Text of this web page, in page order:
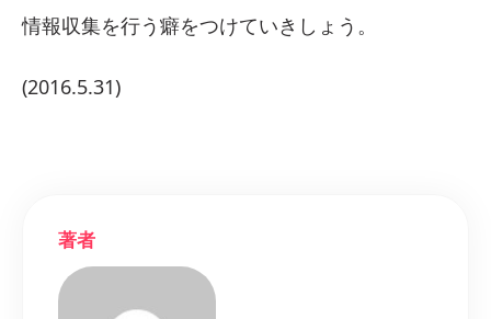
情報収集を行う癖をつけていきしょう。
(2016.5.31)
著者